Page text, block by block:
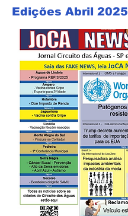
Edições Abril 2025